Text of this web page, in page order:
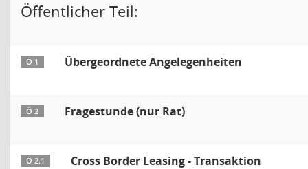
Öffentlicher Teil:
Ö 1 Übergeordnete Angelegenheiten
Ö 2 Fragestunde (nur Rat)
Ö 2.1
Cross Border Leasing - Transaktion